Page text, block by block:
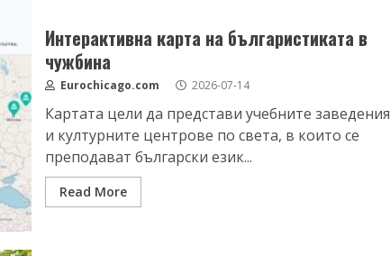
Интерактивна карта на българистиката в
чужбина
Eurochicago.com 2026-07-14
Картата цели да представи учебните заведения
и културните центрове по света, в които се
преподават български език...
Read More